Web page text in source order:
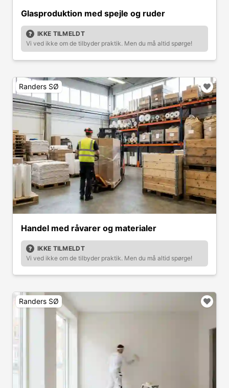
Glasproduktion med spejle og ruder
IKKE TILMELDT
Vi ved ikke om de tilbyder praktik. Men du må altid spørge!
Randers SØ
Handel med råvarer og materialer
IKKE TILMELDT
Vi ved ikke om de tilbyder praktik. Men du må altid spørge!
Randers SØ